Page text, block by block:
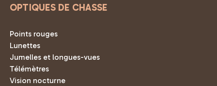
OPTIQUES DE CHASSE
Points rouges
Lunettes
Jumelles et longues-vues
Télémètres
Vision nocturne